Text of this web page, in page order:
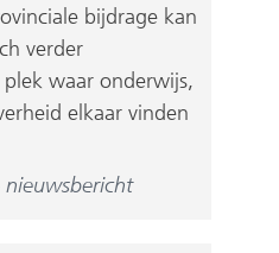
bijdrage kan
verder
waar onderwijs,
elkaar vinden
nieuwsbericht